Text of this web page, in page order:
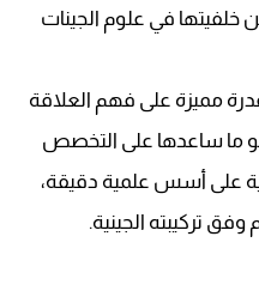
خلفيتها في علوم الجينات
مميزة على فهم العلاقة
ما ساعدها على التخصص
على أسس علمية دقيقة،
تركيبته الجينية.